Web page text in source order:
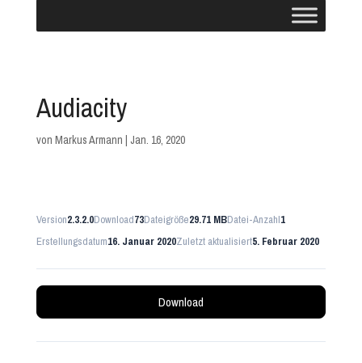
Audiacity
von Markus Armann | Jan. 16, 2020
Version2.3.2.0Download73Dateigröße29.71 MBDatei-Anzahl1
Erstellungsdatum16. Januar 2020Zuletzt aktualisiert5. Februar 2020
Download